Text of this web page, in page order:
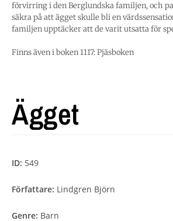
förvirring i den Berglundska familjen, och
säkra på att ägget skulle bli en
familjen upptäcker att de varit utsatta för
Finns även i boken 1117: Pjäsboken
Ägget
ID: 549
Författare: Lindgren Björn
Genre: Barn